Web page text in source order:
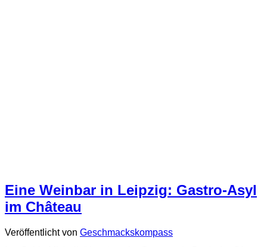
Eine Weinbar in Leipzig: Gastro-Asyl
im Château
Veröffentlicht von Geschmackskompass